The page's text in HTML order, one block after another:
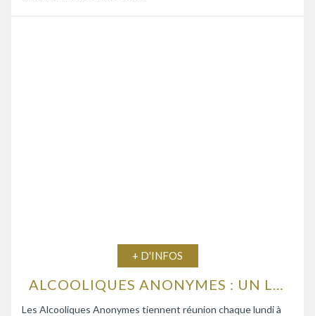
+ D'INFOS
Les Alcooliques Anonymes tiennent réunion chaque lundi à